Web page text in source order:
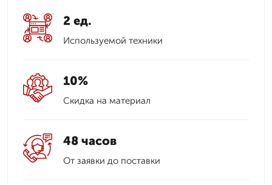
2 ед.
Используемой техники
10%
Скидка на материал
48 часов
От заявки до поставки